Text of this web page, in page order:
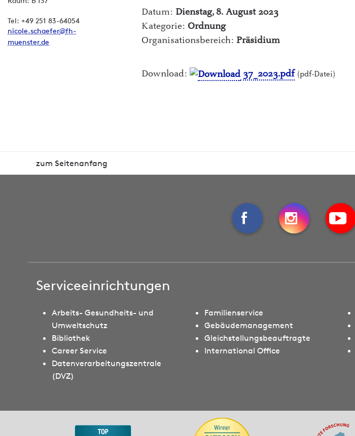
Datum:Dienstag, 8. August 2023
Kategorie: Ordnung
Organisationsbereich:Präsidium
Download: 37_2023.pdf (pdf-Datei)
Tel: +49 251 83-64054
nicole.schaefer
fh-
muensterde
zum Seitenanfang
Serviceeinrichtungen
Arbeits- Gesundheits- und
Umweltschutz
Bibliothek
Career Service
Datenverarbeitungszentrale
(DVZ)
Familienservice
Gebäudemanagement
Gleichstellungsbeauftragte
International Office